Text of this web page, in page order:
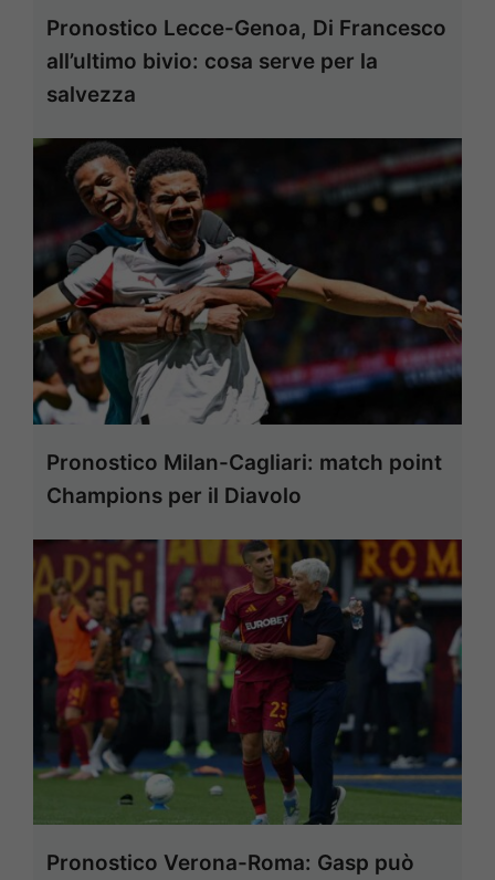
Pronostico Lecce-Genoa, Di Francesco
all’ultimo bivio: cosa serve per la
salvezza
Pronostico Milan-Cagliari: match point
Champions per il Diavolo
Pronostico Verona-Roma: Gasp può